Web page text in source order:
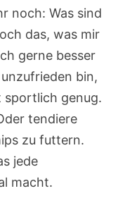
noch: Was sind
das, was mir
gerne besser
bin,
sportlich genug.
tendiere
zu futtern.
jede
macht.